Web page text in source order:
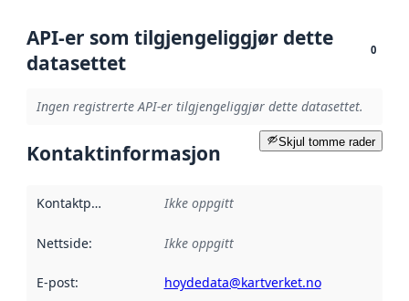
API-er som tilgjengeliggjør dette
datasettet
0
Ingen registrerte API-er tilgjengeliggjør dette datasettet.
Skjul tomme rader
Kontaktinformasjon
Kontaktpunkt Ikke oppgitt
Nettside: Ikke oppgitt
E-post: hoydedata@kartverket.no